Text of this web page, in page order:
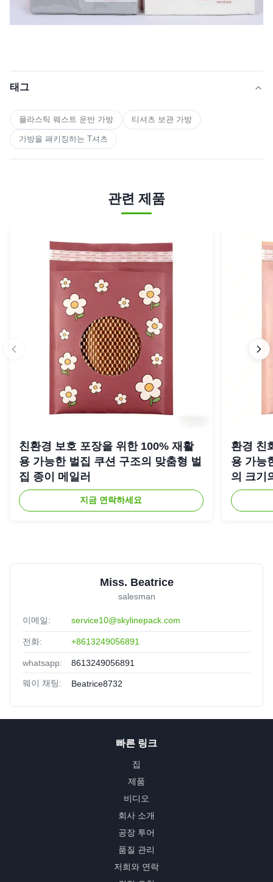
태그
플라스틱 웨스트 운반 가방 티셔츠 보관 가방
가방을 패키징하는 T셔츠
관련 제품
친환경 보호 포장을 위한 100% 재활
용 가능한 벌집 쿠션 구조의 맞춤형 벌
집 종이 메일러
지금 연락하세요
환경 친
용 가능
의 크기
Miss. Beatrice
salesman
이메일: service10@skylinepack.com
전화: +8613249056891
whatsapp: 8613249056891
웨이 채팅: Beatrice8732
빠른 링크
집
제품
비디오
회사 소개
공장 투어
품질 관리
저희와 연락